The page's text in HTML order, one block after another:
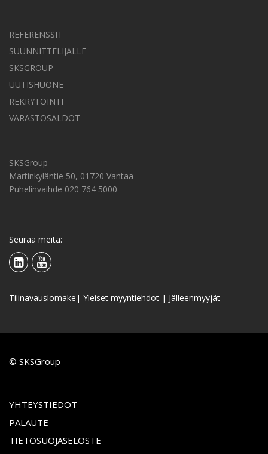
REFERENSSIT
SUUNNITTELIJALLE
SKSGROUP
UUTISHUONE
REKRYTOINTI
VARASTOSALDOT
SKSGroup
Martinkyläntie 50, 01720 Vantaa
Puhelinvaihde 020 764 5000
Seuraa meitä:
Tilinavauslomake | Yleiset myyntiehdot | Jälleenmyyjät
© SKSGroup
YHTEYSTIEDOT
PALAUTE
TIETOSUOJASELOSTE